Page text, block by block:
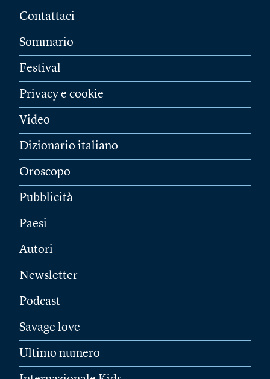
Contattaci
Sommario
Festival
Privacy e cookie
Video
Dizionario italiano
Oroscopo
Pubblicità
Paesi
Autori
Newsletter
Podcast
Savage love
Ultimo numero